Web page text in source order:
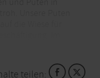
natürliches
am liebsten im
teilen: